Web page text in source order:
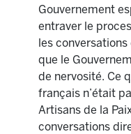
Gouvernement
entraver le
les
que le
de nervosité. Ce
français n’était
Artisans de la
conversations